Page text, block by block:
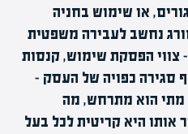
או שימוש בחניה
נחשב לעבירה משפטית
צווי הפסקת שימוש, קנסות
סגירה כפויה של העסק -
מתי הוא מתרחש, מה
אותו היא קריטית לכל בעל